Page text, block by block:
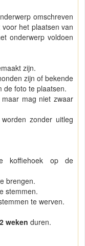
omschreven
het plaatsen van
onderwerp voldoen
zijn.
zijn of bekende
de foto te plaatsen.
mag niet zwaar
zonder uitleg
koffiehoek op de
brengen.
stemmen.
te werven.
2 weken duren.